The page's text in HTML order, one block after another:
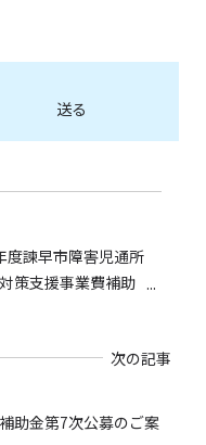
送る
度諫早市障害児通所
策支援事業費補助
次の記事
助金第7次公募のご案